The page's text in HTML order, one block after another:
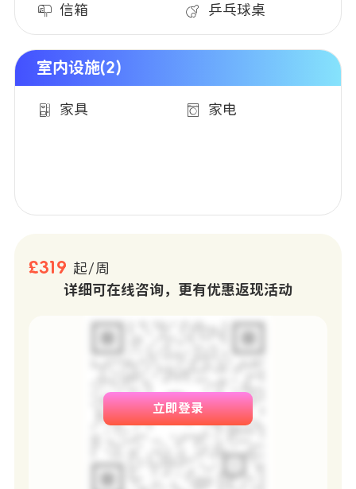
信箱 乒乓球桌
室内设施(2)
家具 家电
£319 起/周
详细可在线咨询，更有优惠返现活动
立即登录